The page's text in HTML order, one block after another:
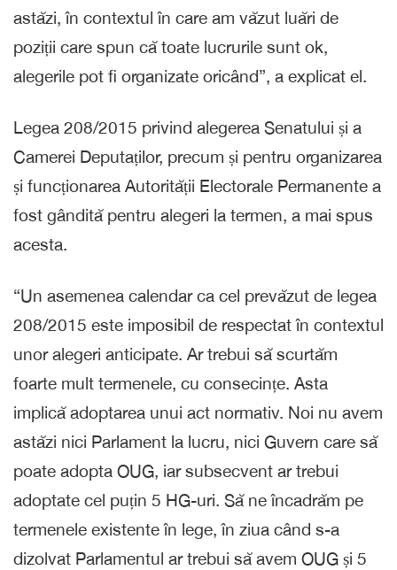
astăzi, în contextul în care am văzut luări de
poziții care spun că toate lucrurile sunt ok,
alegerile pot fi organizate oricând”, a explicat el.
Legea 208/2015 privind alegerea Senatului și a
Camerei Deputaților, precum și pentru organizarea
și funcționarea Autorității Electorale Permanente a
fost gândită pentru alegeri la termen, a mai spus
acesta.
“Un asemenea calendar ca cel prevăzut de legea
208/2015 este imposibil de respectat în contextul
unor alegeri anticipate. Ar trebui să scurtăm
foarte mult termenele, cu consecințe. Asta
implică adoptarea unui act normativ. Noi nu avem
astăzi nici Parlament la lucru, nici Guvern care să
poate adopta OUG, iar subsecvent ar trebui
adoptate cel puțin 5 HG-uri. Să ne încadrăm pe
termenele existente în lege, în ziua când s-a
dizolvat Parlamentul ar trebui să avem OUG și 5